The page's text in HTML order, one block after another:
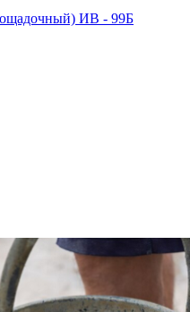
ИВ - 99Б